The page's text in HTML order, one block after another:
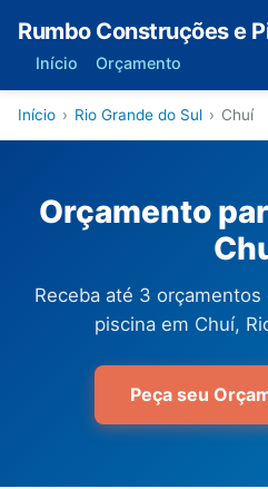
Rumbo Construções e
Início Orçamento
Início › Rio Grande do Sul › Chuí
Orçamento
Receba até 3
piscina em Chuí,
Peça seu